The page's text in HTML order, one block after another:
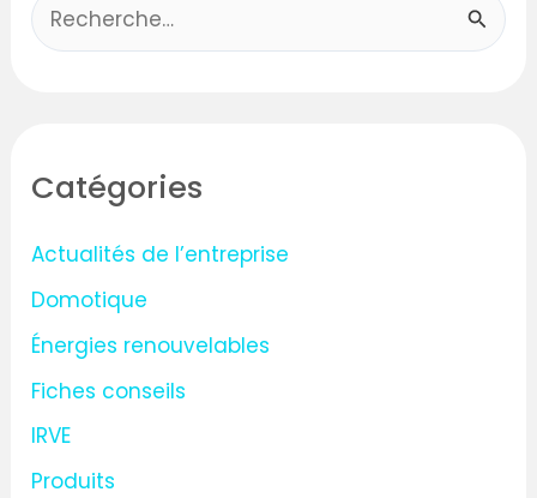
R
e
c
h
e
r
:
Catégories
Actualités de l’entreprise
Domotique
Énergies renouvelables
Fiches conseils
IRVE
Produits